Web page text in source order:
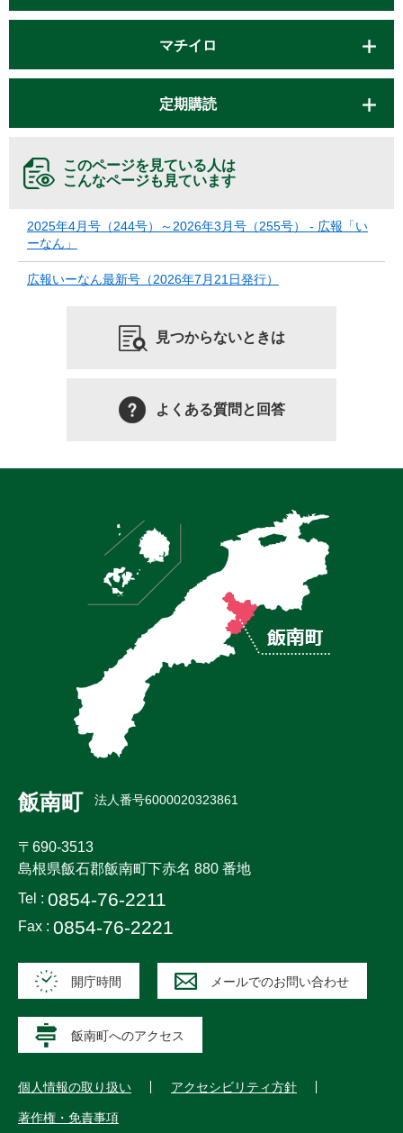
マチイロ
定期購読
このページを見ている人は
こんなページも見ています
2025年4月号（244号）～2026年3月号（255号） - 広報「い
ーなん」
広報いーなん最新号（2026年7月21日発行）
見つからないときは
よくある質問と回答
飯南町 法人番号6000020323861
〒690-3513
島根県飯石郡飯南町下赤名 880 番地
Tel : 0854-76-2211
Fax : 0854-76-2221
開庁時間 メールでのお問い合わせ
飯南町へのアクセス
個人情報の取り扱い アクセシビリティ方針
著作権・免責事項